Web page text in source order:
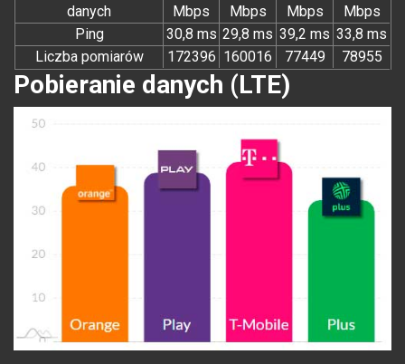
danych
Mbps
Mbps
Mbps
Mbps
Ping
30,8 ms 29,8 ms 39,2 ms 33,8 ms
Liczba pomiarów
172396 160016 77449 78955
Pobieranie danych (LTE)